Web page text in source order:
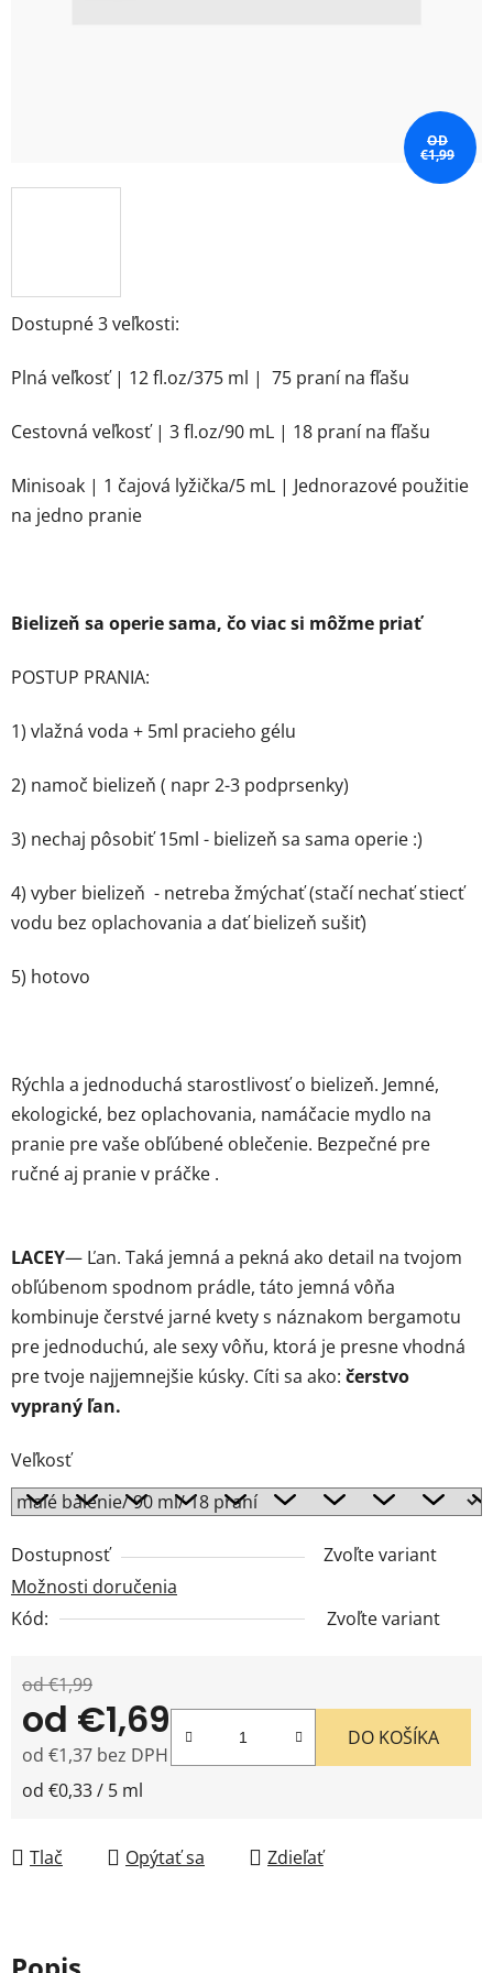
Dostupné 3 veľkosti:
Plná veľkosť | 12 fl.oz/375 ml | 75 praní na fľašu
Cestovná veľkosť | 3 fl.oz/90 mL | 18 praní na fľašu
Minisoak | 1 čajová lyžička/5 mL | Jednorazové použitie
na jedno pranie
Bielizeň sa operie sama, čo viac si môžme priať
POSTUP PRANIA:
1) vlažná voda + 5ml pracieho gélu
2) namoč bielizeň ( napr 2-3 podprsenky)
3) nechaj pôsobiť 15ml - bielizeň sa sama operie :)
4) vyber bielizeň - netreba žmýchať (stačí nechať stiecť
vodu bez oplachovania a dať bielizeň sušiť)
5) hotovo
Rýchla a jednoduchá starostlivosť o bielizeň. Jemné,
ekologické, bez oplachovania, namáčacie mydlo na
pranie pre vaše obľúbené oblečenie. Bezpečné pre
ručné aj pranie v práčke .
LACEY— Ľan. Taká jemná a pekná ako detail na tvojom
obľúbenom spodnom prádle, táto jemná vôňa
kombinuje čerstvé jarné kvety s náznakom bergamotu
pre jednoduchú, ale sexy vôňu, ktorá je presne vhodná
pre tvoje najjemnejšie kúsky. Cíti sa ako: čerstvo
vypraný ľan.
Veľkosť
Dostupnosť
Zvoľte variant
Možnosti doručenia
Kód:
Zvoľte variant
od €1,99
od €1,69
od €1,37 bez DPH
Jednotková cena:
od €0,33 / 5 ml
DO KOŠÍKA
Tlač Opýtať sa Zdieľať
OD
€1,99